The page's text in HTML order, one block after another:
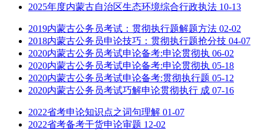
2025年度内蒙古自治区生态环境综合行政执法 10-13
2019内蒙古公务员考试：贯彻执行题解题方法 02-02
2018内蒙古公务员申论技巧：贯彻执行题抢分技 04-07
2020内蒙古公务员考试申论备考:申论贯彻执 06-02
2020内蒙古公务员考试申论备考:申论贯彻执 05-18
2020内蒙古公务员考试申论备考:贯彻执行题 05-12
2020内蒙古公务员考试巧解申论贯彻执行 成 07-16
2022省考申论知识点之词句理解 01-07
2022省考备考干货申论审题 12-02